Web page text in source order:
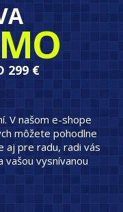
299 €
V našom e-shope
môžete pohodlne
aj pre radu, radi vás
vašou vysnívanou